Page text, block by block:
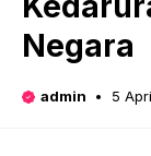
Negara
admin 5